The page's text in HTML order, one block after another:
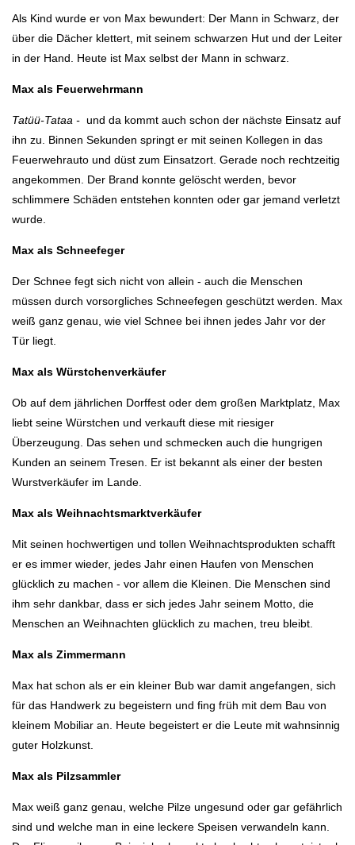
Als Kind wurde er von Max bewundert: Der Mann in Schwarz, der
über die Dächer klettert, mit seinem schwarzen Hut und der Leiter
in der Hand. Heute ist Max selbst der Mann in schwarz.
Max als Feuerwehrmann
Tatüü-Tataa - und da kommt auch schon der nächste Einsatz auf
ihn zu. Binnen Sekunden springt er mit seinen Kollegen in das
Feuerwehrauto und düst zum Einsatzort. Gerade noch rechtzeitig
angekommen. Der Brand konnte gelöscht werden, bevor
schlimmere Schäden entstehen konnten oder gar jemand verletzt
wurde.
Max als Schneefeger
Der Schnee fegt sich nicht von allein - auch die Menschen
müssen durch vorsorgliches Schneefegen geschützt werden. Max
weiß ganz genau, wie viel Schnee bei ihnen jedes Jahr vor der
Tür liegt.
Max als Würstchenverkäufer
Ob auf dem jährlichen Dorffest oder dem großen Marktplatz, Max
liebt seine Würstchen und verkauft diese mit riesiger
Überzeugung. Das sehen und schmecken auch die hungrigen
Kunden an seinem Tresen. Er ist bekannt als einer der besten
Wurstverkäufer im Lande.
Max als Weihnachtsmarktverkäufer
Mit seinen hochwertigen und tollen Weihnachtsprodukten schafft
er es immer wieder, jedes Jahr einen Haufen von Menschen
glücklich zu machen - vor allem die Kleinen. Die Menschen sind
ihm sehr dankbar, dass er sich jedes Jahr seinem Motto, die
Menschen an Weihnachten glücklich zu machen, treu bleibt.
Max als Zimmermann
Max hat schon als er ein kleiner Bub war damit angefangen, sich
für das Handwerk zu begeistern und fing früh mit dem Bau von
kleinem Mobiliar an. Heute begeistert er die Leute mit wahnsinnig
guter Holzkunst.
Max als Pilzsammler
Max weiß ganz genau, welche Pilze ungesund oder gar gefährlich
sind und welche man in eine leckere Speisen verwandeln kann.